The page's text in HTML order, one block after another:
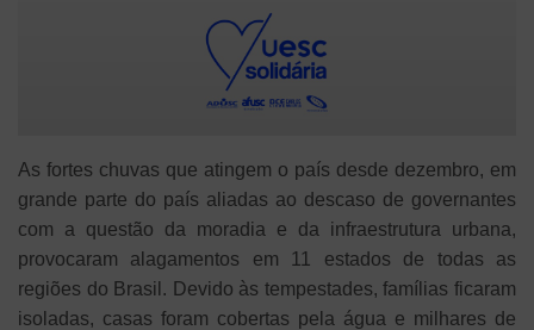
As fortes chuvas que atingem o país desde dezembro, em
grande parte do país aliadas ao descaso de governantes
com a questão da moradia e da infraestrutura urbana,
provocaram alagamentos em 11 estados de todas as
regiões do Brasil. Devido às tempestades, famílias ficaram
isoladas, casas foram cobertas pela água e milhares de